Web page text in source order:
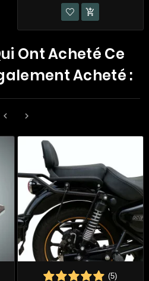

Ont Acheté Ce
Acheté :
 
(5)